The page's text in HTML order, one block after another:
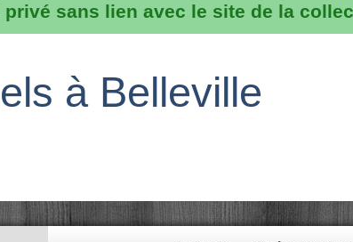
sans lien avec le site de la
à Belleville